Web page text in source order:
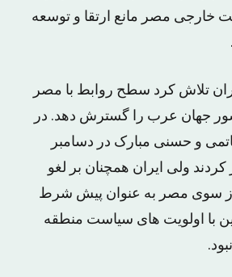
خارجی مصر مانع ارتقا و توسعه
تلاش کرد سطح روابط با مصر
جهان عرب را گسترش دهد. در
و حسنی مبارک در دسامبر
کردند ولی ایران همچنان بر لغو
از سوی مصر به عنوان پیش شرط
با اولویت های سیاست منطقه